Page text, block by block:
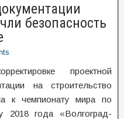
безопасность
проектной
на строительство
к чемпионату мира по
2018 года «Волгоград-